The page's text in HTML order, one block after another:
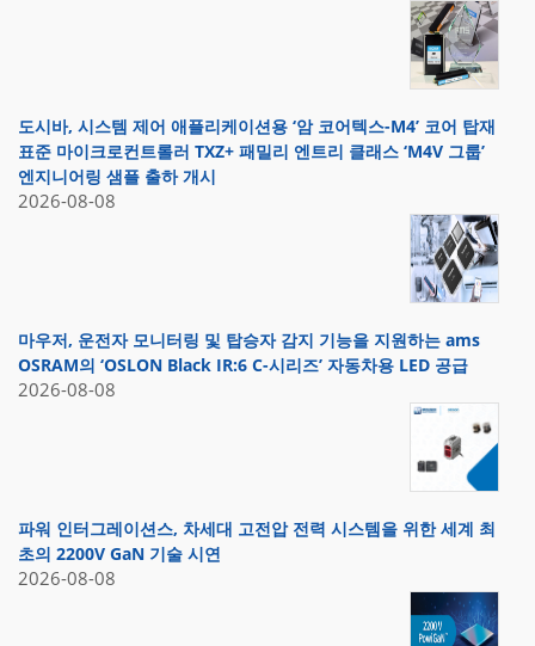
도시바, 시스템 제어 애플리케이션용 ‘암 코어텍스-M4’ 코어 탑재
표준 마이크로컨트롤러 TXZ+ 패밀리 엔트리 클래스 ‘M4V 그룹’
엔지니어링 샘플 출하 개시
2026-08-08
마우저, 운전자 모니터링 및 탑승자 감지 기능을 지원하는 ams
OSRAM의 ‘OSLON Black IR:6 C-시리즈’ 자동차용 LED 공급
2026-08-08
파워 인터그레이션스, 차세대 고전압 전력 시스템을 위한 세계 최
초의 2200V GaN 기술 시연
2026-08-08